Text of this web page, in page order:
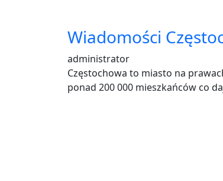
Wiadomości
administrator
Częstochowa to miasto na
ponad 200 000 mieszkańców co